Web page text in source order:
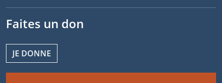
Faites un don
JE DONNE